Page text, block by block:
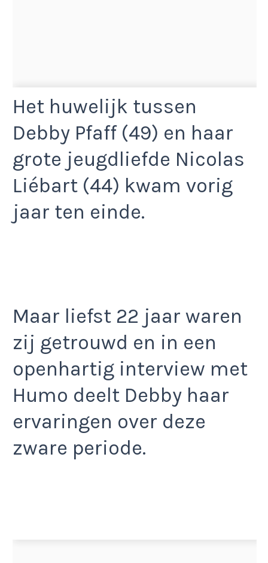
Het huwelijk tussen
Debby Pfaff (49) en haar
grote jeugdliefde Nicolas
Liébart (44) kwam vorig
jaar ten einde.
Maar liefst 22 jaar waren
zij getrouwd en in een
openhartig interview met
Humo deelt Debby haar
ervaringen over deze
zware periode.